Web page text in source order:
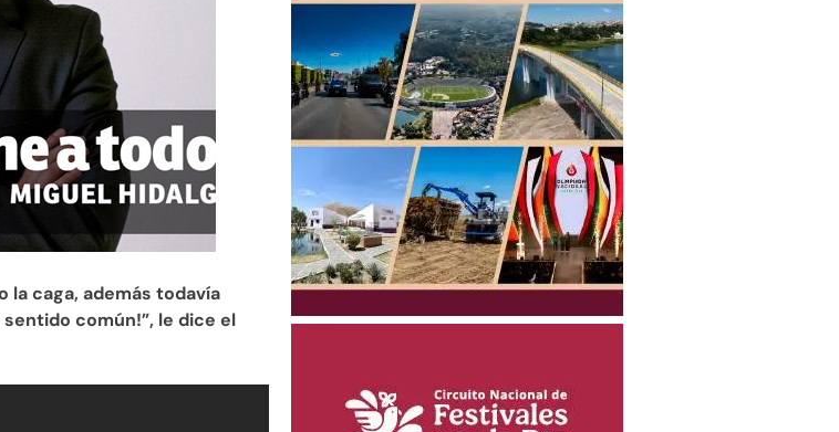
la caga, además todavía
común!”, le dice el